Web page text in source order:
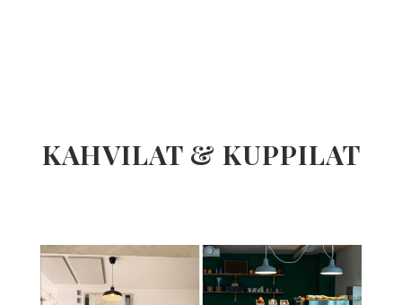
KAHVILAT & KUPPILAT